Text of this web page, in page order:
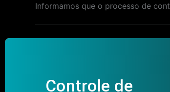
Informamos que o processo de